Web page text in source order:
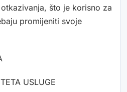
što je korisno za
promijeniti svoje
USLUGE